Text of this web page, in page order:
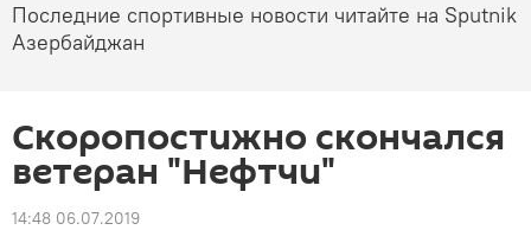
Последние спортивные новости читайте на Sputnik
Азербайджан
Скоропостижно скончался
ветеран "Нефтчи"
14:48 06.07.2019